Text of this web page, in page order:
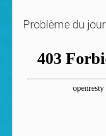
Problème du jour